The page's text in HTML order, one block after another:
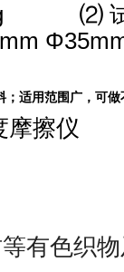
⑵
；适用范围广，可
摩擦仪
有色织